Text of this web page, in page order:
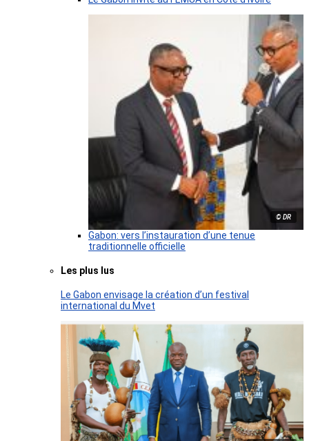
© DR
Gabon: vers l’instauration d’une tenue
traditionnelle officielle
Les plus lus
Le Gabon envisage la création d’un festival
international du Mvet